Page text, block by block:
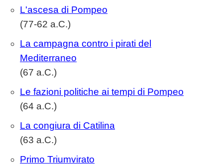
L'ascesa di Pompeo
(77-62 a.C.)
La campagna contro i pirati del
Mediterraneo
(67 a.C.)
Le fazioni politiche ai tempi di Pompeo
(64 a.C.)
La congiura di Catilina
(63 a.C.)
Primo Triumvirato